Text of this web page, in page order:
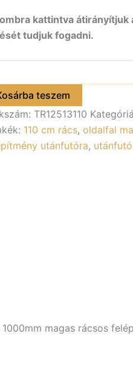
kattintva átirányítjuk
tudjuk fogadni.
teszem
TR12513110
110 cm rács, oldalfal
utánfutóra,
magas rácsos